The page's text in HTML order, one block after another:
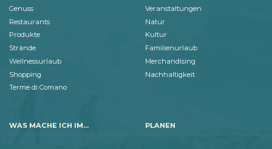
Genuss
Restaurants
Produkte
Strände
Wellnessurlaub
Shopping
Terme di Comano
Veranstaltungen
Natur
Kultur
Familienurlaub
Merchandising
Nachhaltigkeit
WAS MACHE ICH IM... PLANEN